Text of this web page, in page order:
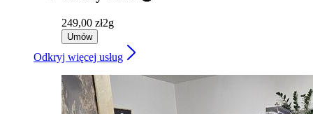
249,00 zł2g
Umów
Odkryj więcej usług